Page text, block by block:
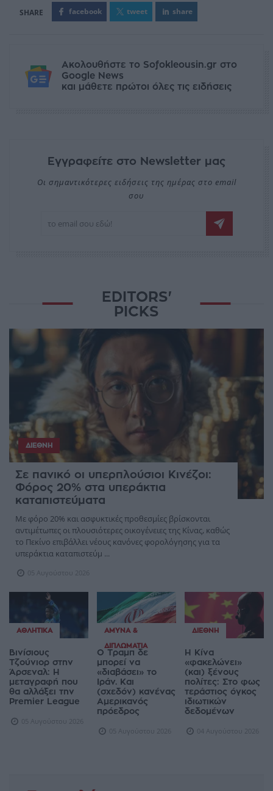
facebook tweet share
Ακολουθήστε το Sofokleousin.gr στο
Google News
και μάθετε πρώτοι όλες τις ειδήσεις
Εγγραφείτε στο Newsletter μας
Οι σημαντικότερες ειδήσεις της ημέρας στο email
σου
EDITORS'
PICKS
ΔΙΕΘΝΉ
Σε πανικό οι υπερπλούσιοι Κινέζοι:
Φόρος 20% στα υπεράκτια
καταπιστεύματα
Με φόρο 20% και ασφυκτικές προθεσμίες βρίσκονται
αντιμέτωπες οι πλουσιότερες οικογένειες της Κίνας, καθώς
το Πεκίνο επιβάλλει νέους κανόνες φορολόγησης για τα
υπεράκτια καταπιστεύμ ...
05 Αυγούστου 2026
ΑΘΛΗΤΙΚΆ
Βινίσιους
Τζούνιορ στην
Άρσεναλ: Η
μεταγραφή που
θα αλλάξει την
Premier League
05 Αυγούστου 2026
ΆΜΥΝΑ &
ΔΙΠΛΩΜΑΤΊΑ
Ο Τραμπ δε
μπορεί να
«διαβάσει» το
Ιράν. Και
(σχεδόν) κανένας
Αμερικανός
πρόεδρος
05 Αυγούστου 2026
ΔΙΕΘΝΉ
Η Κίνα
«φακελώνει»
(και) ξένους
πολίτες: Στο φως
τεράστιος όγκος
ιδιωτικών
δεδομένων
04 Αυγούστου 2026